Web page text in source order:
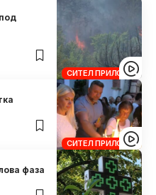
СИТЕЛ ПРИЛОЗИ
СИТЕЛ ПРИЛОЗИ
фаза